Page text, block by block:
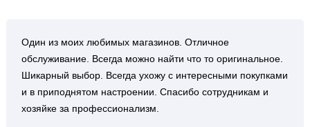
Один из моих любимых магазинов. Отличное
обслуживание. Всегда можно найти что то оригинальное.
Шикарный выбор. Всегда ухожу с интересными покупками
и в приподнятом настроении. Спасибо сотрудникам и
хозяйке за профессионализм.